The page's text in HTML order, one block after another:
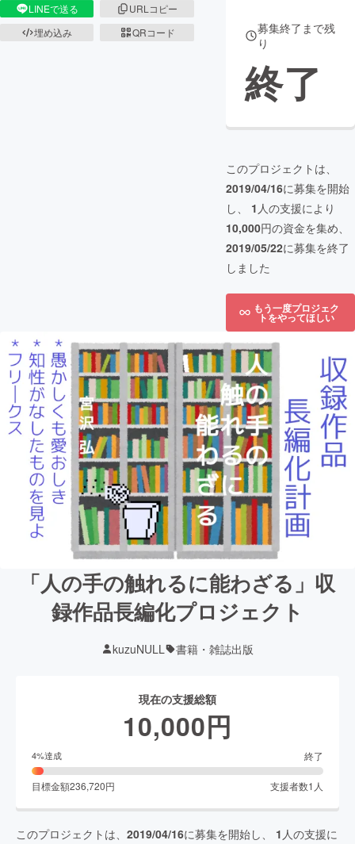
LINEで送る
URLコピー
埋め込み
QRコード
募集終了まで残
り
終了
このプロジェクトは、
2019/04/16に募集を開始
し、 1 人の支援により
10,000円の資金を集め、
2019/05/22に募集を終了
しました
もう一度プロジェク
トをやってほしい
「人の手の触れるに能わざる」収
録作品長編化プロジェクト
kuzuNULL 書籍・雑誌出版
現在の支援総額
10,000円
4%達成 終了
目標金額236,720円 支援者数1 人
このプロジェクトは、 2019/04/16に募集を開始し、 1 人の支援に